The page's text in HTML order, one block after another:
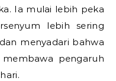
Ia mulai lebih peka
lebih sering
menyadari bahwa
pengaruh